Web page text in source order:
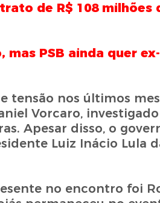
de R$ 108 milhões
mas PSB ainda quer
nos últimos
Vorcaro,
Apesar disso, o
Luiz Inácio Lula
no encontro foi